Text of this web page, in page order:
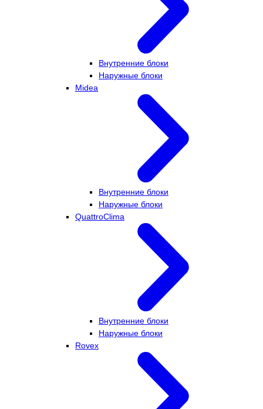
Внутренние блоки
Наружные блоки
Midea
Внутренние блоки
Наружные блоки
QuattroClima
Внутренние блоки
Наружные блоки
Rovex